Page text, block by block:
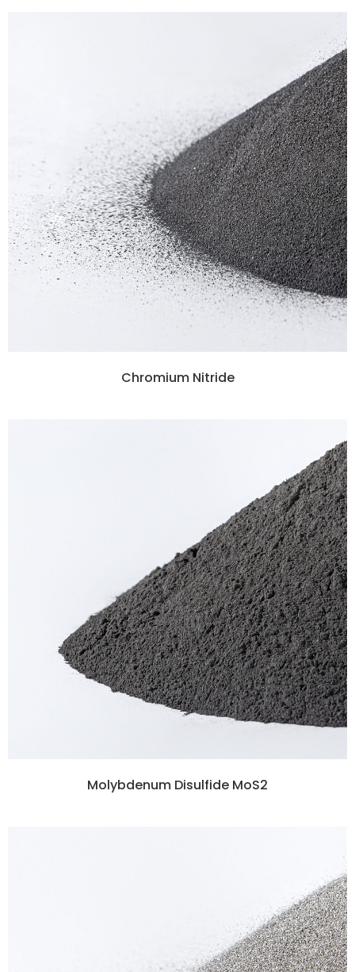
Chromium Nitride
Molybdenum Disulfide MoS2